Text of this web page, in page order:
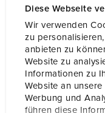
Diese Webseite
Wir verwenden
zu
anbieten zu
Website zu
Informationen zu
Website an
Werbung und
führen diese
Volt
Tilkoblingsmåte
Kontakt